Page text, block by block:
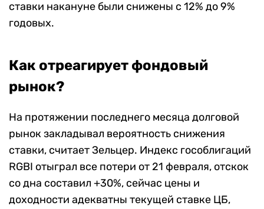
ставки накануне были снижены с 12% до 9%
годовых.
Как отреагирует фондовый
рынок?
На протяжении последнего месяца долговой
рынок закладывал вероятность снижения
ставки, считает Зельцер. Индекс гособлигаций
RGBI отыграл все потери от 21 февраля, отскок
со дна составил +30%, сейчас цены и
доходности адекватны текущей ставке ЦБ,